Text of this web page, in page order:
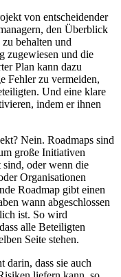
von entscheidender
den Überblick
behalten und
zugewiesen und die
Plan kann dazu
Fehler zu vermeiden,
Und eine klare
indem er ihnen
Nein. Roadmaps sind
große Initiativen
sind, oder wenn die
Organisationen
Roadmap gibt einen
wann abgeschlossen
ist. So wird
alle Beteiligten
Seite stehen.
darin, dass sie auch